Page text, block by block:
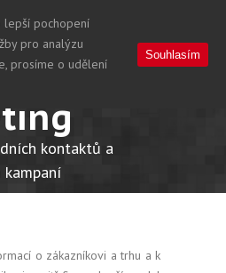
kontaktů a
o zákazníkovi a trhu a k
lepší pochopení
pro analýzu
prosíme o udělení
Souhlasím